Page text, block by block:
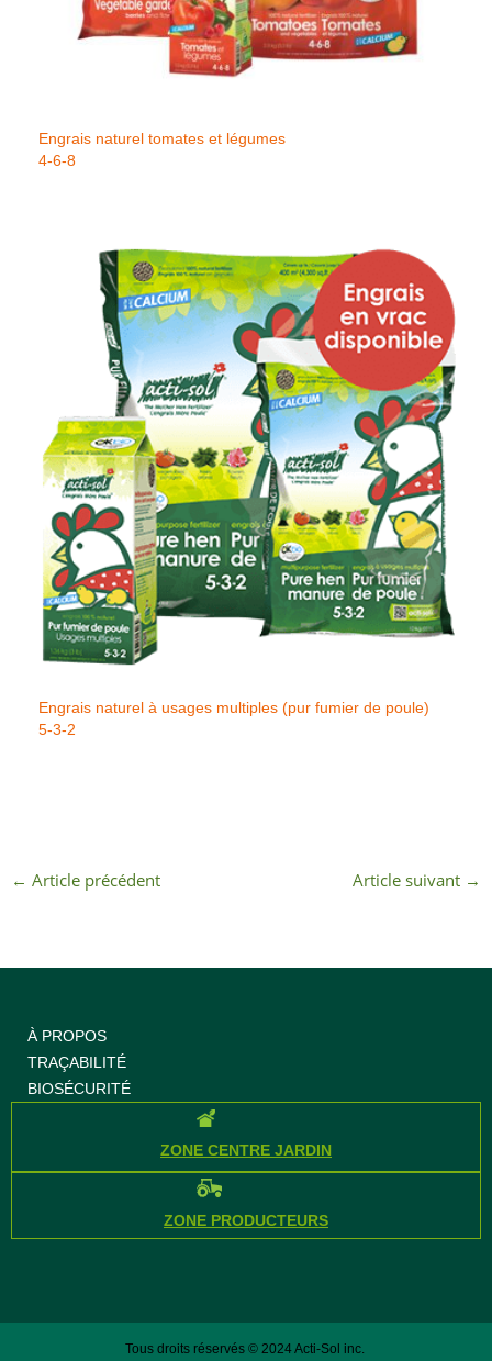
Engrais naturel tomates et légumes
4-6-8
Engrais naturel à usages multiples (pur fumier de poule)
5-3-2
← Article précédent Article suivant →
À PROPOS
TRAÇABILITÉ
BIOSÉCURITÉ
ZONE CENTRE JARDIN
ZONE PRODUCTEURS
Tous droits réservés © 2024 Acti-Sol inc.